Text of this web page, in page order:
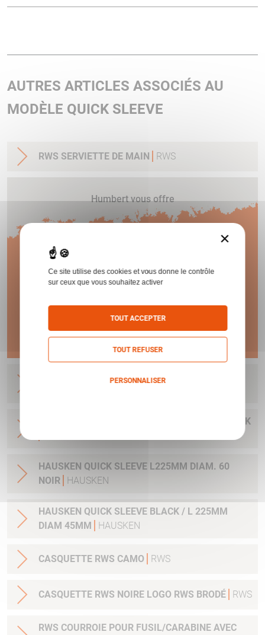
AUTRES ARTICLES ASSOCIÉS AU
MODÈLE QUICK SLEEVE
RWS SERVIETTE DE MAIN RWS
Humbert vous offre
DE GARANTIE !
En savoir plus
HAUSKEN QUICK SLEEVE ORANGE / L 1225MM
HAUSKEN QUICK SLEEVE JD225 DIAM. 50 BLACK
HAUSKEN QUICK SLEEVE L225MM DIAM. 60
NOIR
HAUSKEN
HAUSKEN QUICK SLEEVE BLACK / L 225MM
DIAM 45MM
HAUSKEN
CASQUETTE RWS CAMO RWS
CASQUETTE RWS NOIRE LOGO RWS BRODÉ RWS
RWS COURROIE POUR FUSIL/CARABINE AVEC
×
Ce site utilise des cookies et vous donne le contrôle
sur ceux que vous souhaitez activer
TOUT ACCEPTER
TOUT REFUSER
PERSONNALISER